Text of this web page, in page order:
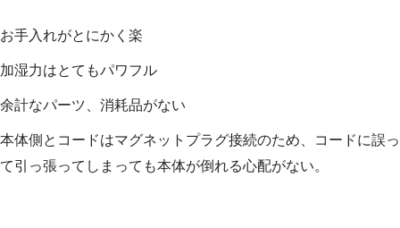
お手入れがとにかく楽
加湿力はとてもパワフル
余計なパーツ、消耗品がない
本体側とコードはマグネットプラグ接続のため、コードに誤っ
て引っ張ってしまっても本体が倒れる心配がない。